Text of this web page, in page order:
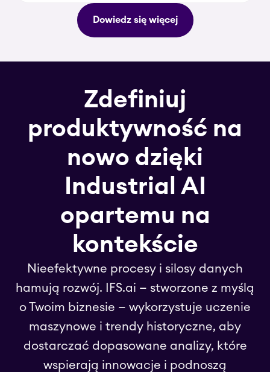
Dowiedz się więcej
Zdefiniuj
produktywność na
nowo dzięki
Industrial AI
opartemu na
kontekście
Nieefektywne procesy i silosy danych
hamują rozwój. IFS.ai — stworzone z myślą
o Twoim biznesie — wykorzystuje uczenie
maszynowe i trendy historyczne, aby
dostarczać dopasowane analizy, które
wspierają innowacje i podnoszą